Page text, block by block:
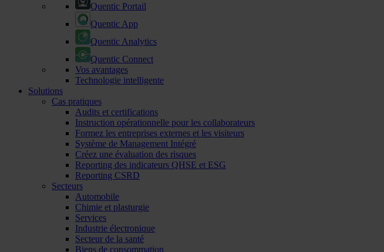
Quentic Portail
Quentic App
Quentic Analytics
Quentic Connect
Vos avantages
Technologie intelligente
Solutions
Cas pratiques
Audits et certifications
Instruction opérationnelle pour les collaborateurs
Formez les entreprises externes et les visiteurs
Système de Management Intégré
Créez une évaluation des risques
Reporting des indicateurs QHSE et ESG
Reporting CSRD
Secteurs
Automobile
Chimie et plasturgie
Services
Industrie électronique
Secteur de la santé
Biens de consommation